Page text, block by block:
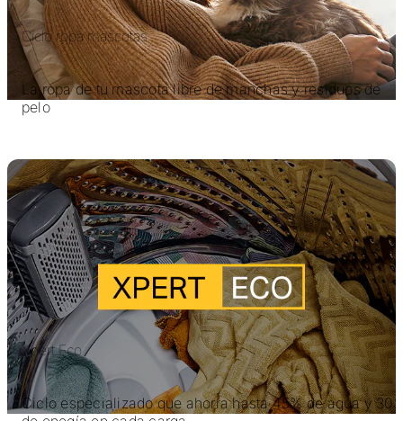
Ciclo ropa mascotas
La ropa de tu mascota libre de manchas y residuos de
pelo
Xpert Eco
Ciclo especializado que ahorra hasta 45% de agua y